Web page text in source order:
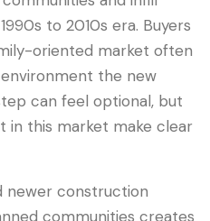
to 2010s era. Buyers
oriented market often
the new
can feel optional, but
in this market make clear
newer construction
communities creates